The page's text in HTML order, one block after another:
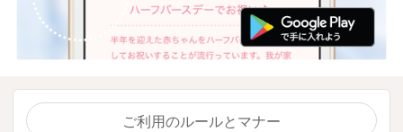
ご利用のルールとマナー